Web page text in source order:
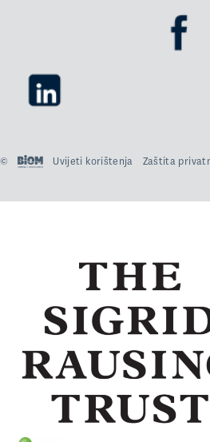
© Uvijeti korištenja Zaštita